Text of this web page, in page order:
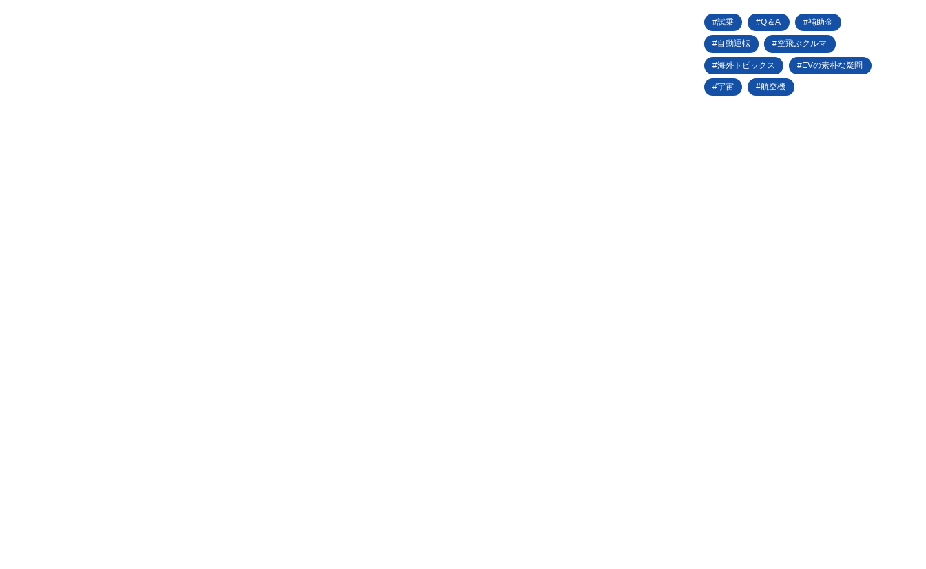
試乗 Q＆A 補助金
自動運転 空飛ぶクルマ
海外トピックス EVの素朴な疑問
宇宙 航空機